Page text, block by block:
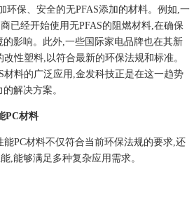
环保、安全的无PFAS添加的材料。例如,一
已经开始使用无PFAS的阻燃材料,在确保
影响。此外,一些国际家电品牌也在其新
性塑料,以符合最新的环保法规和标准。
材料的广泛应用,金发科技正是在这一趋势
解决方案。
PC材料
能PC材料不仅符合当前环保法规的要求,还
,能够满足多种复杂应用需求。